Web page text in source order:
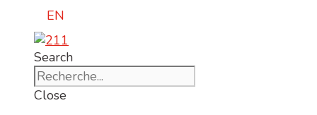
EN
Search
Close